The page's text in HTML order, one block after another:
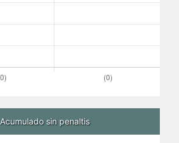
Acumulado sin penaltis